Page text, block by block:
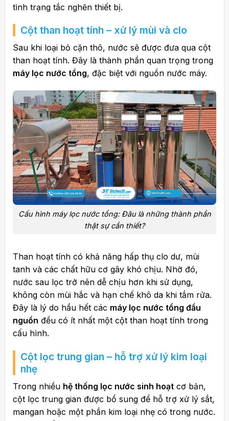
tình trạng tắc nghẽn thiết bị.
Cột than hoạt tính – xử lý mùi và clo
Sau khi loại bỏ cặn thô, nước sẽ được đưa qua cột
than hoạt tính. Đây là thành phần quan trọng trong
máy lọc nước tổng, đặc biệt với nguồn nước máy.
Cấu hình máy lọc nước tổng: Đâu là những thành phần
thật sự cần thiết?
Than hoạt tính có khả năng hấp thụ clo dư, mùi
tanh và các chất hữu cơ gây khó chịu. Nhờ đó,
nước sau lọc trở nên dễ chịu hơn khi sử dụng,
không còn mùi hắc và hạn chế khô da khi tắm rửa.
Đây là lý do hầu hết các máy lọc nước tổng đầu
nguồn đều có ít nhất một cột than hoạt tính trong
cấu hình.
Cột lọc trung gian – hỗ trợ xử lý kim loại
nhẹ
Trong nhiều hệ thống lọc nước sinh hoạtcơ bản,
cột lọc trung gian được bổ sung để hỗ trợ xử lý sắt,
mangan hoặc một phần kim loại nhẹ có trong nước.